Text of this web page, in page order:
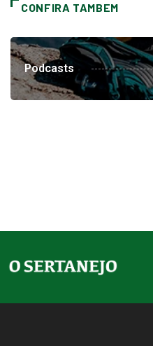
CONFIRA TAMBEM
Podcasts